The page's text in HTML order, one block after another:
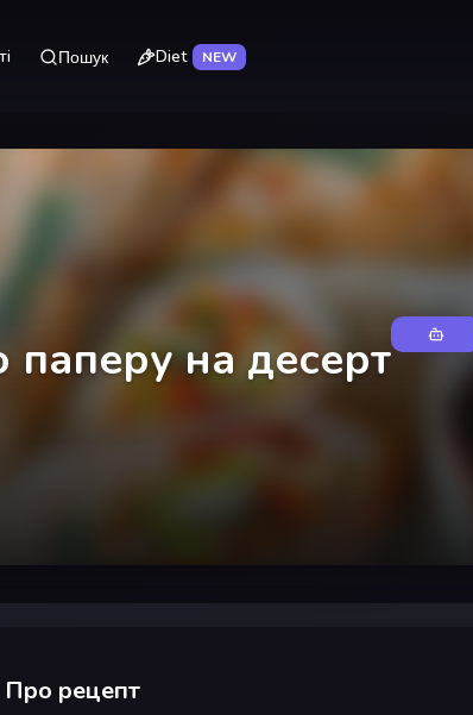
Пошук Diet NEW
на десерт
Про рецепт